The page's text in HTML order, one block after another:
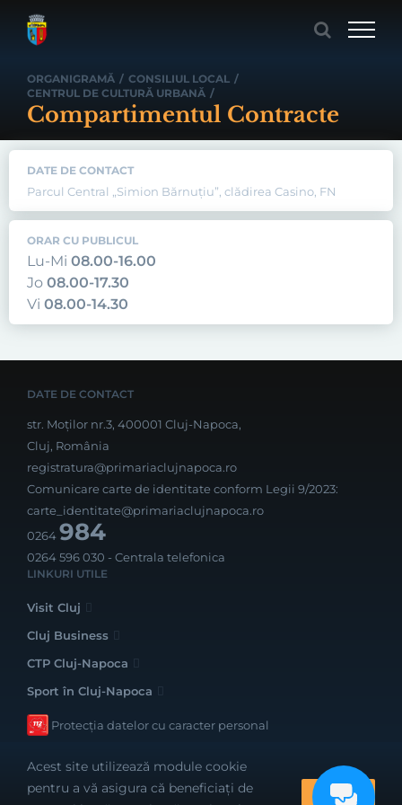
ORGANIGRAMĂ / CONSILIUL LOCAL /
CENTRUL DE CULTURĂ URBANĂ /
Compartimentul Contracte
DATE DE CONTACT
Parcul Central „Simion Bărnuțiu”, clădirea Casino, FN
ORAR CU PUBLICUL
Lu-Mi 08.00-16.00
Jo 08.00-17.30
Vi 08.00-14.30
DATE DE CONTACT
str. Moților nr.3, 400001 Cluj-Napoca,
Cluj, România
registratura@primariaclujnapoca.ro
Comunicare carte de identitate conform Legii 9/2023:
carte_identitate@primariaclujnapoca.ro
0264984
0264 596 030 - Centrala telefonica
LINKURI UTILE
Visit Cluj
Cluj Business
CTP Cluj-Napoca
Sport în Cluj-Napoca
Protecția datelor cu caracter personal
Acest site utilizează module cookie
pentru a vă asigura că beneficiați de
OK